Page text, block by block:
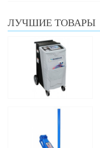
ЛУЧШИЕ ТОВАРЫ